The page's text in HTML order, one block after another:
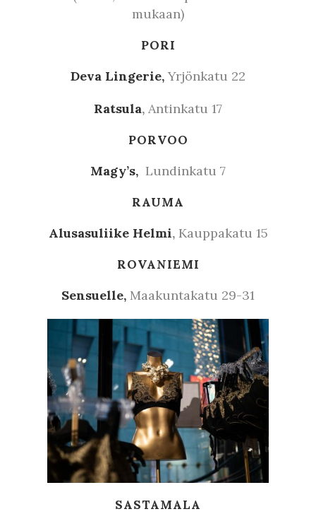
mukaan)
PORI
Deva Lingerie, Yrjönkatu 22
Ratsula, Antinkatu 17
PORVOO
Magy’s, Lundinkatu 7
RAUMA
Alusasuliike Helmi,Kauppakatu 15
ROVANIEMI
Sensuelle, Maakuntakatu 29-31
SASTAMALA